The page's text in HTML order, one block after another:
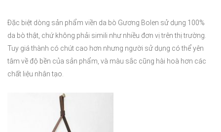
Đặc biệt dòng sản phẩm viền da bò Gương Bolen sử dụng 100%
da bò thật, chứ không phải simili như nhiều đơn vị trên thị trường.
Tuy giá thành có chút cao hơn nhưng người sử dụng có thể yên
tâm về độ bền của sản phẩm, và màu sắc cũng hài hoà hơn các
chất liệu nhân tạo.